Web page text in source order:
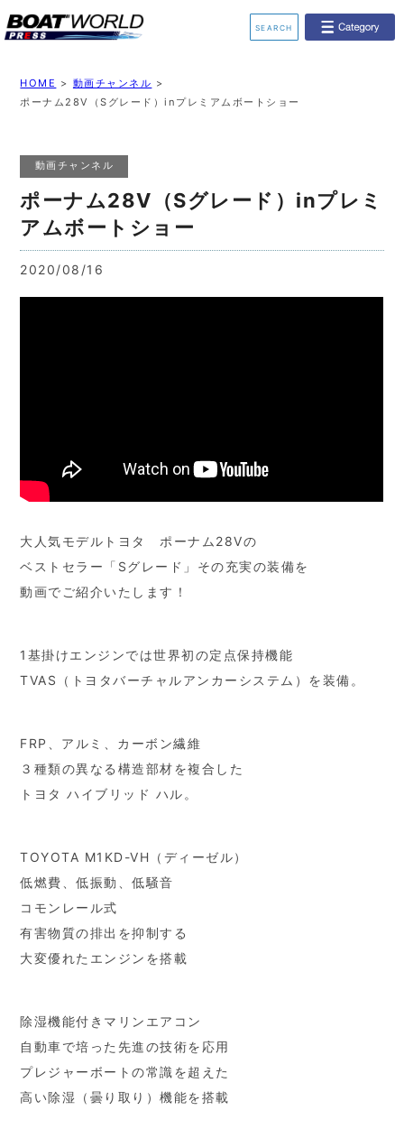
SEARCH
業界ニュース
ジェットスキー
動画チャンネル リクルート
HOME > 動画チャンネル >
ポーナム28V（Sグレード）inプレミアムボートショー
動画チャンネル
ポーナム28V（Sグレード）inプレミ
アムボートショー
2020/08/16
大人気モデルトヨタ ポーナム28Vの
ベストセラー「Sグレード」その充実の装備を
動画でご紹介いたします！
1基掛けエンジンでは世界初の定点保持機能
TVAS（トヨタバーチャルアンカーシステム）を装備。
FRP、アルミ、カーボン繊維
３種類の異なる構造部材を複合した
トヨタ ハイブリッド ハル。
TOYOTA M1KD-VH（ディーゼル）
低燃費、低振動、低騒音
コモンレール式
有害物質の排出を抑制する
大変優れたエンジンを搭載
除湿機能付きマリンエアコン
自動車で培った先進の技術を応用
プレジャーボートの常識を超えた
高い除湿（曇り取り）機能を搭載